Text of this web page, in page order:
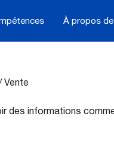
À propos
Vente
des informations